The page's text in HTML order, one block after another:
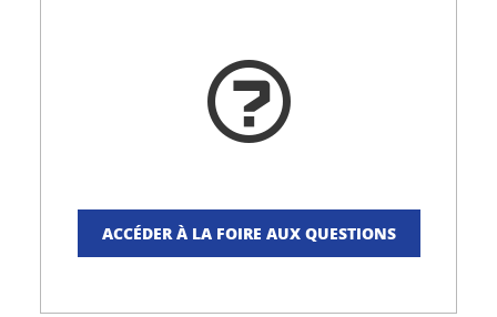
ACCÉDER À LA FOIRE AUX QUESTIONS